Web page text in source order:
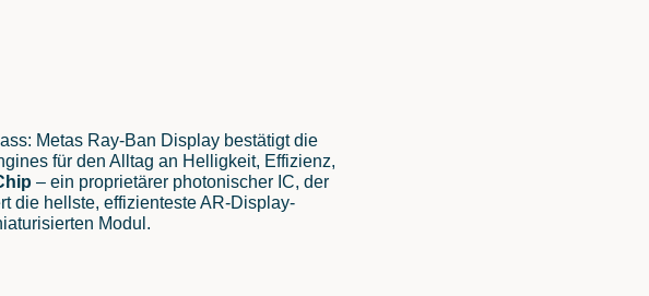
Metas Ray-Ban Display bestätigt die
für den Alltag an Helligkeit, Effizienz,
– ein proprietärer photonischer IC, der
die hellste, effizienteste AR-Display-
Modul.